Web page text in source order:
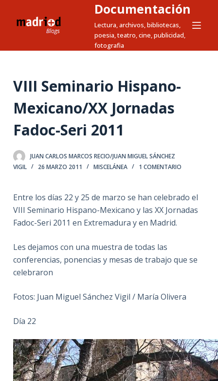
t
a
e
d
o
Documentación
Lectura, archivos, bibliotecas,
poesia, teatro, cine, publicidad,
fotografia
VIII Seminario Hispano-
Mexicano/XX Jornadas
Fadoc-Seri 2011
JUAN CARLOS MARCOS RECIO/JUAN MIGUEL SÁNCHEZ
VIGIL
26 MARZO 2011 MISCELÁNEA 1 COMENTARIO
Entre los días 22 y 25 de marzo se han celebrado el
VIII Seminario Hispano-Mexicano y las XX Jornadas
Fadoc-Seri 2011 en Extremadura y en Madrid.
Les dejamos con una muestra de todas las
conferencias, ponencias y mesas de trabajo que se
celebraron
Fotos: Juan Miguel Sánchez Vigil / María Olivera
Día 22